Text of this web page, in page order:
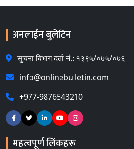
अनलाईन बुलेटिन
सुचना बिभाग दर्ता नं.: १३९५/०७५/०७६
info@onlinebulletin.com
+977-9876543210
महत्वपूर्ण लिंकहरू